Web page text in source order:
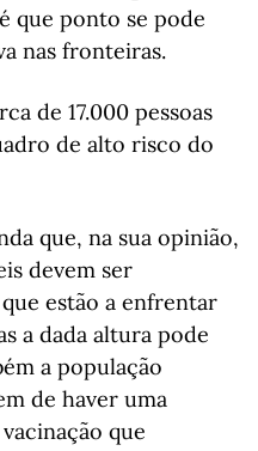
que ponto se pode
nas fronteiras.
de 17.000 pessoas
de alto risco do
que, na sua opinião,
devem ser
estão a enfrentar
a dada altura pode
a população
de haver uma
que